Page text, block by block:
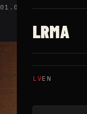
LRMA
LVEN
01.03.2025 ·